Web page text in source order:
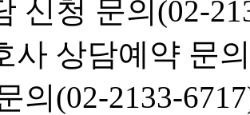
신청 문의(02-
사 상담예약 문
의(02-2133-